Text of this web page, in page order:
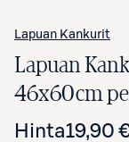
Lapuan Kankurit
Lapuan
46x60cm
Hinta19,90